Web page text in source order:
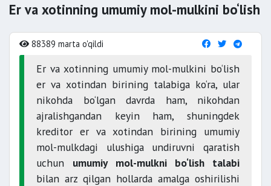
Er va xotinning umumiy mol-mulkini bo‘lish
88389 marta o'qildi
Er va xotinning umumiy mol-mulkini bo‘lish
er va xotindan birining talabiga ko‘ra, ular
nikohda bo‘lgan davrda ham, nikohdan
ajralishgandan keyin ham, shuningdek
kreditor er va xotindan birining umumiy
mol-mulkdagi ulushiga undiruvni qaratish
uchun umumiy mol-mulkni bo‘lish talabi
bilan arz qilgan hollarda amalga oshirilishi